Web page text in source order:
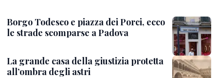
Borgo Todesco e piazza dei Porci, ecco
le strade scomparse a Padova
La grande casa della giustizia protetta
all’ombra degli astri